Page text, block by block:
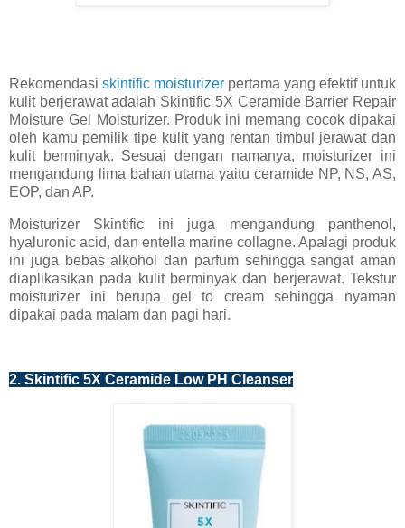
Rekomendasi skintific moisturizer pertama yang efektif untuk
kulit berjerawat adalah Skintific 5X Ceramide Barrier Repair
Moisture Gel Moisturizer. Produk ini memang cocok dipakai
oleh kamu pemilik tipe kulit yang rentan timbul jerawat dan
kulit berminyak. Sesuai dengan namanya, moisturizer ini
mengandung lima bahan utama yaitu ceramide NP, NS, AS,
EOP, dan AP.
Moisturizer Skintific ini juga mengandung panthenol,
hyaluronic acid, dan entella marine collagne. Apalagi produk
ini juga bebas alkohol dan parfum sehingga sangat aman
diaplikasikan pada kulit berminyak dan berjerawat. Tekstur
moisturizer ini berupa gel to cream sehingga nyaman
dipakai pada malam dan pagi hari.
2. Skintific 5X Ceramide Low PH Cleanser